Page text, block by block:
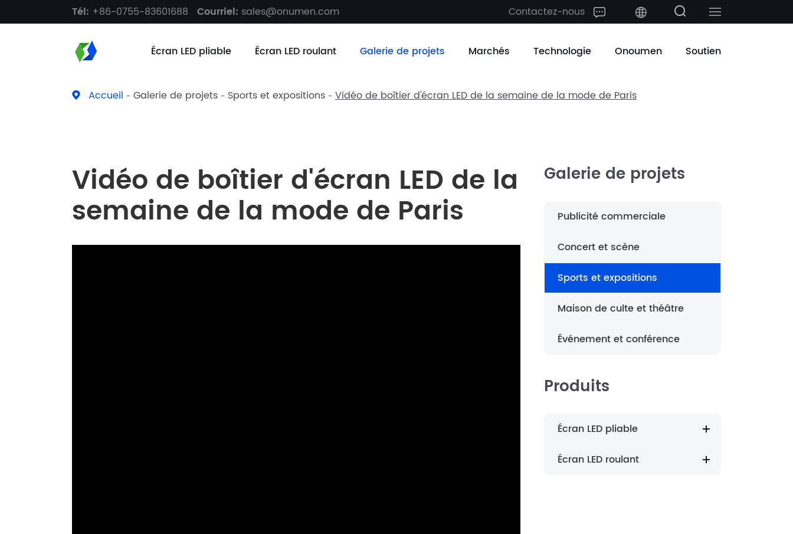
Tél: +86-0755-83601688 Courriel: sales@onumen.com
Contactez-nous
日本語
Español
русский
português
العربية
Nederland
Écran LED pliable Écran LED roulant Galerie de projets Marchés Technologie Onoumen Soutien
Accueil Galerie de projets Sports et expositions Vidéo de boîtier d'écran LED de la semaine de la mode de Paris
Vidéo de boîtier d'écran LED de la
semaine de la mode de Paris
Galerie de projets
Publicité commerciale
Concert et scène
Sports et expositions
Maison de culte et théâtre
Événement et conférence
Produits
Écran LED pliable
Écran LED roulant